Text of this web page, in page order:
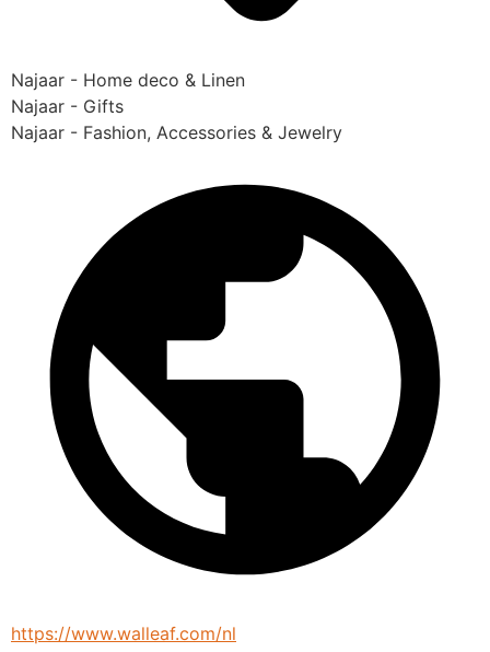
Najaar - Home deco & Linen
Najaar - Gifts
Najaar - Fashion, Accessories & Jewelry
https://www.walleaf.com/nl